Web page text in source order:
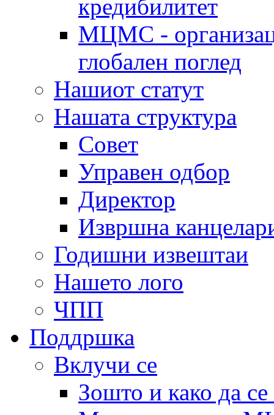
кредибилитет
МЦМС -
глобален поглед
Нашиот статут
Нашата структура
Совет
Управен одбор
Директор
Извршна
Годишни извештаи
Нашето лого
ЧПП
Поддршка
Вклучи се
Зошто и како да